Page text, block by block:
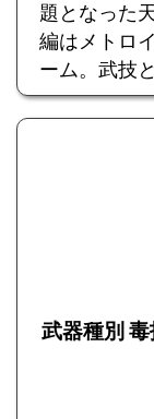
題となった
編はメトロ
ーム。武技
武器種別